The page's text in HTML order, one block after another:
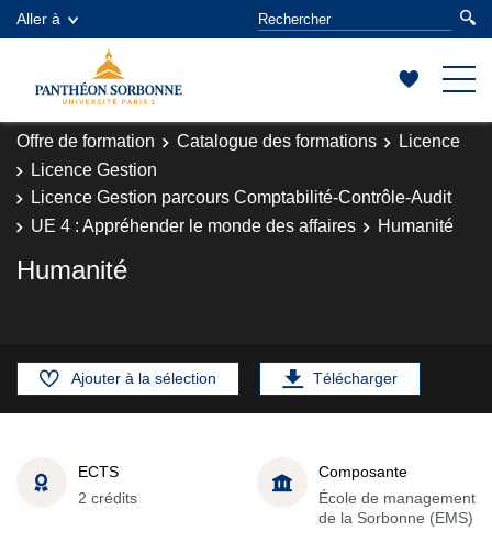
Aller à
Offre de formation Catalogue des formations
Licence
Licence Gestion
Licence Gestion parcours Comptabilité-Contrôle-Audit
UE 4 : Appréhender le monde des affaires
Humanité
Humanité
Ajouter à la sélection Télécharger
ECTS
2 crédits
Composante
École de management
de la Sorbonne (EMS)